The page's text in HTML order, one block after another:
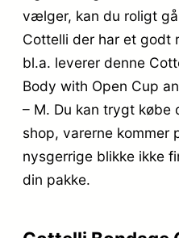
vælger, kan du roligt
Cottelli der har et godt
bl.a. leverer denne
Body with Open Cup
– M. Du kan trygt købe
shop, varerne kommer
nysgerrige blikke ikke
din pakke.